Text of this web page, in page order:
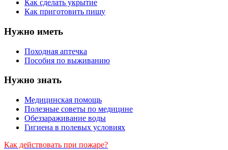
Как сделать укрытие
Как приготовить пищу
Нужно иметь
Походная аптечка
Пособия по выживанию
Нужно знать
Медицинская помощь
Полезные советы по медицине
Обеззараживание воды
Гигиена в полевых условиях
Как действовать при пожаре?